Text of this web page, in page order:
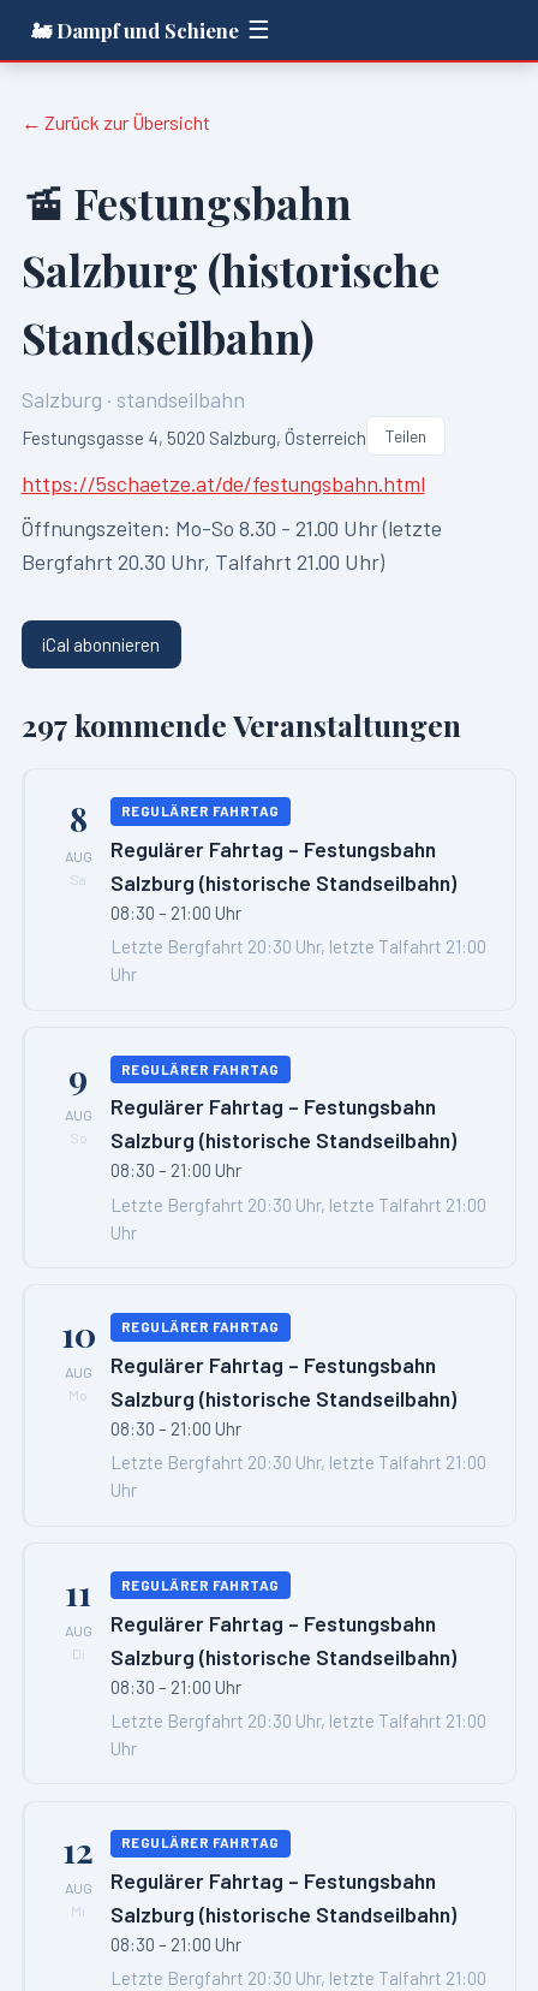
🚂 Dampf und Schiene ☰
← Zurück zur Übersicht
🚡 Festungsbahn
Salzburg (historische
Standseilbahn)
Salzburg · standseilbahn
Festungsgasse 4, 5020 Salzburg, Österreich Teilen
https://5schaetze.at/de/festungsbahn.html
Öffnungszeiten: Mo-So 8.30 - 21.00 Uhr (letzte
Bergfahrt 20.30 Uhr, Talfahrt 21.00 Uhr)
iCal abonnieren
297kommende Veranstaltungen
8
AUG
Sa
REGULÄRER FAHRTAG
Regulärer Fahrtag – Festungsbahn
Salzburg (historische Standseilbahn)
08:30 – 21:00 Uhr
Letzte Bergfahrt 20:30 Uhr, letzte Talfahrt 21:00
Uhr
9
AUG
So
REGULÄRER FAHRTAG
Regulärer Fahrtag – Festungsbahn
Salzburg (historische Standseilbahn)
08:30 – 21:00 Uhr
Letzte Bergfahrt 20:30 Uhr, letzte Talfahrt 21:00
Uhr
10
AUG
Mo
REGULÄRER FAHRTAG
Regulärer Fahrtag – Festungsbahn
Salzburg (historische Standseilbahn)
08:30 – 21:00 Uhr
Letzte Bergfahrt 20:30 Uhr, letzte Talfahrt 21:00
Uhr
11
AUG
Di
REGULÄRER FAHRTAG
Regulärer Fahrtag – Festungsbahn
Salzburg (historische Standseilbahn)
08:30 – 21:00 Uhr
Letzte Bergfahrt 20:30 Uhr, letzte Talfahrt 21:00
Uhr
12
AUG
Mi
REGULÄRER FAHRTAG
Regulärer Fahrtag – Festungsbahn
Salzburg (historische Standseilbahn)
08:30 – 21:00 Uhr
Letzte Bergfahrt 20:30 Uhr, letzte Talfahrt 21:00